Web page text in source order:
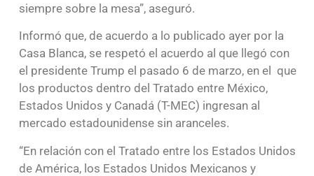
siempre sobre la mesa”, aseguró.
Informó que, de acuerdo a lo publicado ayer por la
Casa Blanca, se respetó el acuerdo al que llegó con
el presidente Trump el pasado 6 de marzo, en el que
los productos dentro del Tratado entre México,
Estados Unidos y Canadá (T-MEC) ingresan al
mercado estadounidense sin aranceles.
“En relación con el Tratado entre los Estados Unidos
de América, los Estados Unidos Mexicanos y